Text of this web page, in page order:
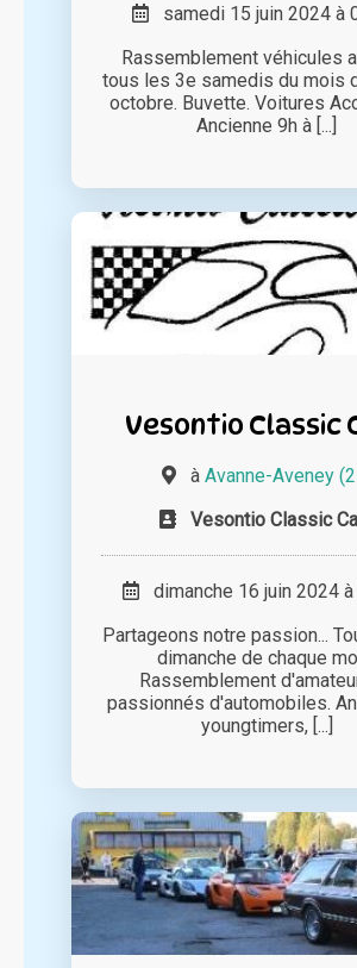
samedi 15 juin 2024 à
Rassemblement véhicules
tous les 3e samedis du mois
octobre. Buvette. Voitures
Ancienne 9h à [...]
Vesontio Classic
à Avanne-Aveney
Vesontio Classic
dimanche 16 juin 2024
Partageons notre passion...
dimanche de chaque
Rassemblement
passionnés d'automobiles.
youngtimers, [...]